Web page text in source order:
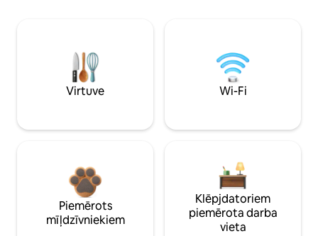
Virtuve Wi-Fi
Piemērots
mīļdzīvniekiem
Klēpjdatoriem
piemērota darba
vieta